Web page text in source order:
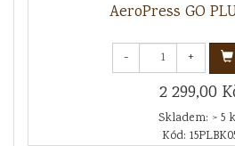
AeroPress GO
- +
2 299,00
Skladem: > 5
Kód: